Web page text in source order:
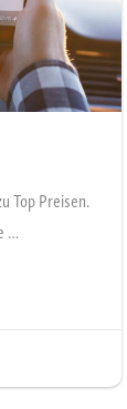
Top Preisen.
…